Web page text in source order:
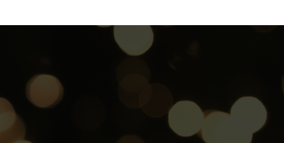
um Ihnen unsere Dienste bei einem erneuten
Angebot und unsere Webseite weiter zu
Cookies können wir beispielsweise die
Inhalte optimieren. Wir nutzen hierfür Dienste
der auf unsere Website erfassten Daten,
. Sie können Ihre Einwilligung